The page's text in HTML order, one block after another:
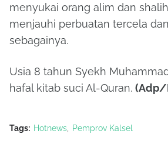
menyukai orang alim dan
menjauhi perbuatan tercela
sebagainya.
Usia 8 tahun Syekh
hafal kitab suci Al-Quran. (Adp/
Tags: Hotnews Pemprov Kalsel